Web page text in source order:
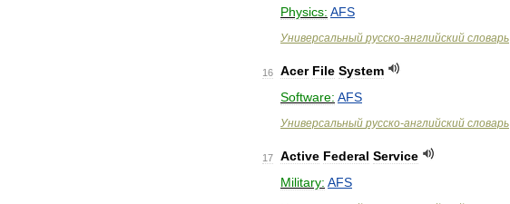
Physics: AFS
Универсальный русско-английский словарь
16 Acer File System
Software: AFS
Универсальный русско-английский словарь
17 Active Federal Service
Military: AFS